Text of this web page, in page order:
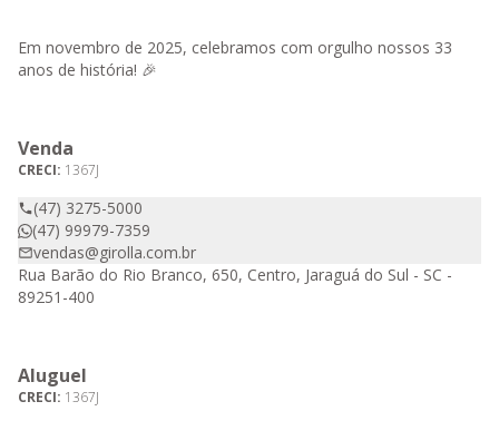
Em novembro de 2025, celebramos com orgulho nossos 33
anos de história! 🎉
Venda
CRECI: 1367J
(47) 3275-5000
(47) 99979-7359
vendas@girolla.com.br
Rua Barão do Rio Branco, 650, Centro, Jaraguá do Sul - SC -
89251-400
Aluguel
CRECI: 1367J